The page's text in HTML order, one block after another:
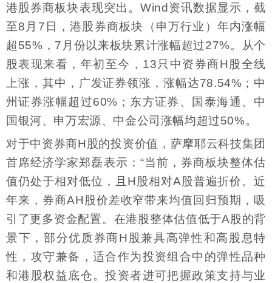
港股券商板块表现突出。Wind资讯数据显示，截
至8月7日，港股券商板块（申万行业）年内涨幅
超55%，7月份以来板块累计涨幅超过27%。从个
股表现来看，年初至今，13只中资券商H股全线
上涨，其中，广发证券领涨，涨幅达78.54%；中
州证券涨幅超过60%；东方证券、国泰海通、中
国银河、申万宏源、中金公司涨幅均超过50%。
对于中资券商H股的投资价值，萨摩耶云科技集团
首席经济学家郑磊表示：“当前，券商板块整体估
值仍处于相对低位，且H股相对A股普遍折价。近
年来，券商AH股价差收窄带来均值回归预期，吸
引了更多资金配置。在港股整体估值低于A股的背
景下，部分优质券商H股兼具高弹性和高股息特
性，攻守兼备，适合作为投资组合中的弹性品种
和港股权益底仓。投资者进可把握政策支持与业